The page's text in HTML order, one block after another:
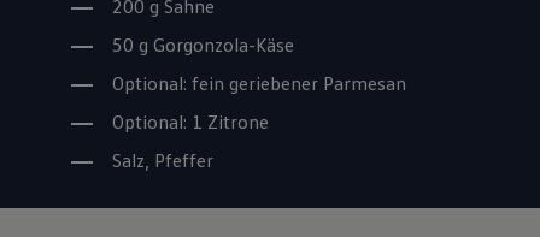
200 g Sahne
50 g Gorgonzola-Käse
Optional: fein geriebener Parmesan
Optional: 1 Zitrone
Salz, Pfeffer